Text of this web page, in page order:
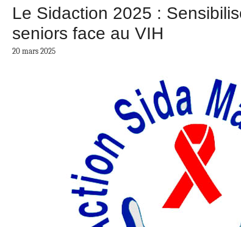
Le Sidaction 2025 :
seniors face au VIH
20 mars 2025